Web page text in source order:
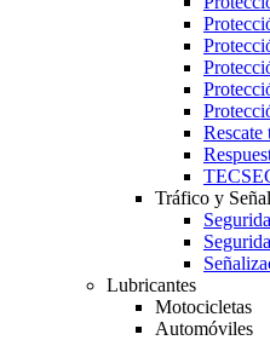
Rescate
Tráfico y
Lubricantes
Motocicletas
Automóviles